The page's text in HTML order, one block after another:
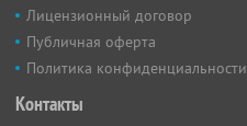
Лицензионный договор
Публичная оферта
Политика конфиденциальности
Контакты